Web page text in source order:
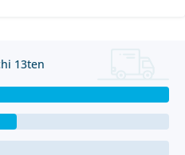
13ten